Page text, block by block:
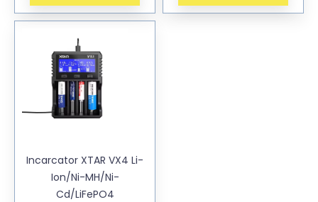
Incarcator XTAR VX4 Li-
Ion/Ni-MH/Ni-
Cd/LiFePO4